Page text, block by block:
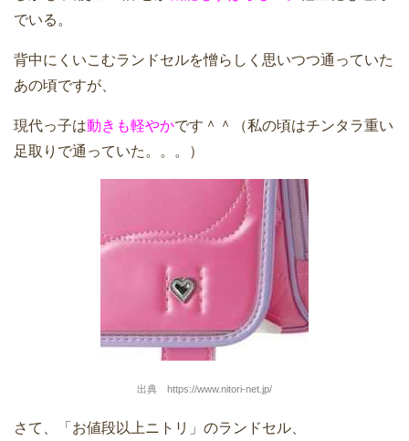
でいる。
背中にくいこむランドセルを憎らしく思いつつ通っていた
あの頃ですが、
現代っ子は動きも軽やかです＾＾（私の頃はチンタラ重い
足取りで通っていた。。。）
出典 https://www.nitori-net.jp/
さて、「お値段以上ニトリ」のランドセル、